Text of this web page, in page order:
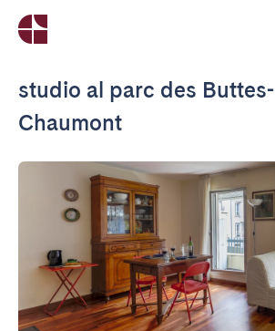
studio al parc des Buttes-
Chaumont